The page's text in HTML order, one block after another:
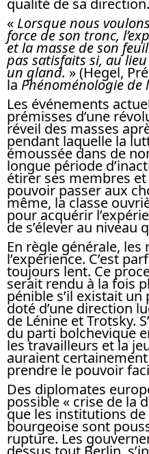
qualité de sa
« Lorsque nous
force de son tronc,
et la masse de son
pas satisfaits si, au
un gland. » (Hegel,
la Phénoménologie de
Les événements
prémisses d’une
réveil des masses
pendant laquelle la
émoussée dans de
longue période
étirer ses membres et
pouvoir passer aux
même, la classe
pour acquérir
de s’élever au niveau
En règle générale,
l’expérience. C’est
toujours lent. Ce
serait rendu à la fois
pénible s’il existait
doté d’une direction
de Lénine et Trotsky.
du parti bolchevique
les travailleurs et la
auraient
prendre le pouvoir
Des diplomates
possible « crise de la
que les institutions
bourgeoise sont
rupture. Les